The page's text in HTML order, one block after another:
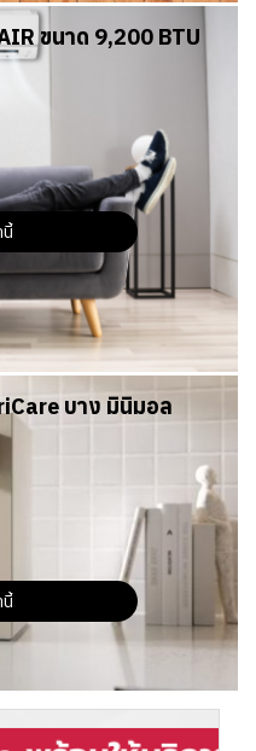
ขนาด 9,200 BTU
นี้
บาง มินิมอล
นี้